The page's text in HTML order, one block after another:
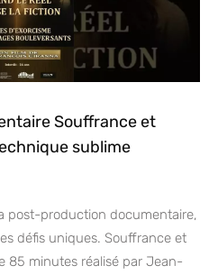
Souffrance et
sublime
post-production documentaire,
défis uniques. Souffrance et
85 minutes réalisé par Jean-